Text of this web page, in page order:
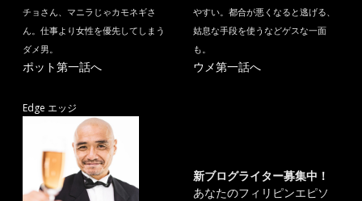
チョさん、マニラじゃカモネギさ
ん。仕事より女性を優先してしまう
ダメ男。
ポット第一話へ
やすい。都合が悪くなると逃げる、
姑息な手段を使うなどゲスな一面
も。
ウメ第一話へ
Edge エッジ
新ブログライター募集中！
あなたのフィリピンエピソ